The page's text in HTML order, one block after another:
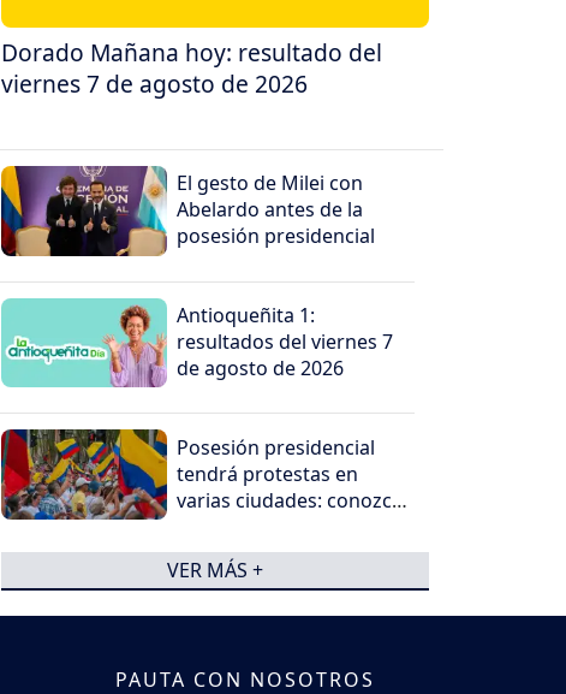
Dorado Mañana hoy: resultado del
viernes 7 de agosto de 2026
El gesto de Milei con
Abelardo antes de la
posesión presidencial
Antioqueñita 1:
resultados del viernes 7
de agosto de 2026
Posesión presidencial
tendrá protestas en
varias ciudades: conozca
concentraciones
VER MÁS +
PAUTA CON NOSOTROS